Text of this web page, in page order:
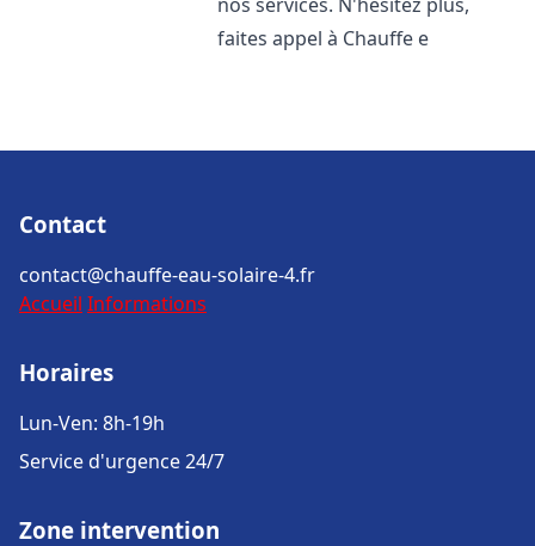
faites appel à Chauffe e
Contact
contact@chauffe-eau-solaire-4.fr
Accueil Informations
Horaires
Lun-Ven: 8h-19h
Service d'urgence 24/7
Zone intervention